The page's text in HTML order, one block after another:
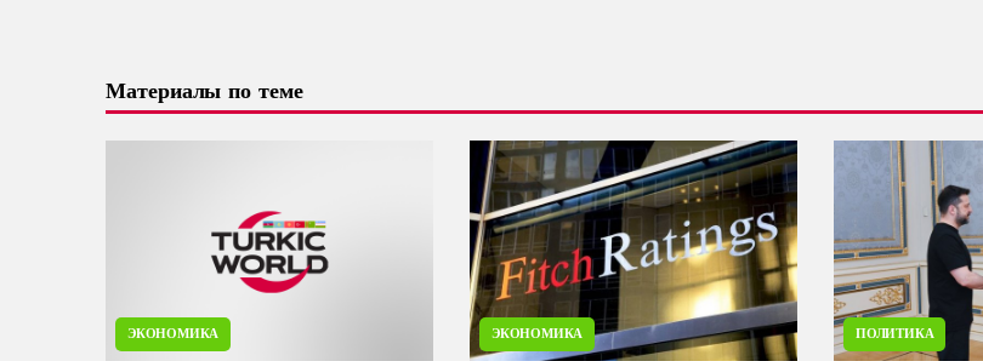
Материалы по теме
ЭКОНОМИКА ЭКОНОМИКА ПОЛИТИКА